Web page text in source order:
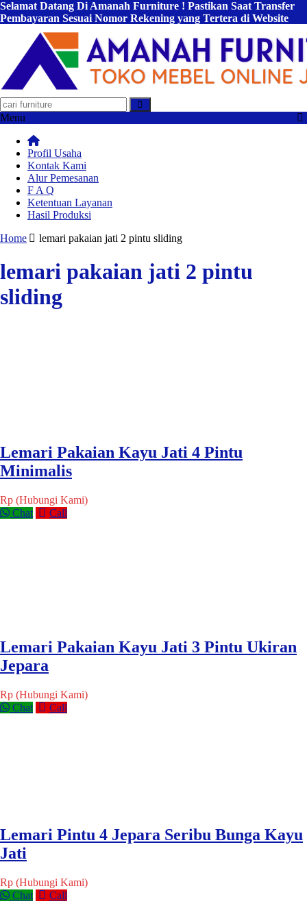
Selamat Datang Di Amanah Furniture ! Pastikan Saat Transfer
Pembayaran Sesuai Nomor Rekening yang Tertera di Website
Menu
Profil Usaha
Kontak Kami
Alur Pemesanan
F A Q
Ketentuan Layanan
Hasil Produksi
Home
lemari pakaian jati 2 pintu sliding
lemari pakaian jati 2 pintu
sliding
Lemari Pakaian Kayu Jati 4 Pintu
Minimalis
Rp (Hubungi Kami)
Chat
Call
Lemari Pakaian Kayu Jati 3 Pintu Ukiran
Jepara
Rp (Hubungi Kami)
Chat
Call
Lemari Pintu 4 Jepara Seribu Bunga Kayu
Jati
Rp (Hubungi Kami)
Chat
Call